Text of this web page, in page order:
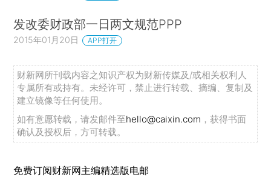
发改委财政部一日两文规范PPP
2015年01月20日 APP打开
财新网所刊载内容之知识产权为财新传媒及/或相关权利人
专属所有或持有。未经许可，禁止进行转载、摘编、复制及
建立镜像等任何使用。
如有意愿转载，请发邮件至hello@caixin.com ，获得书面
确认及授权后，方可转载。
免费订阅财新网主编精选版电邮